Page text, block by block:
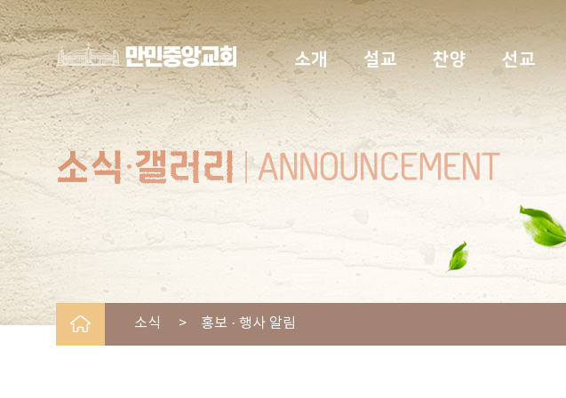
소개 설교 찬양 선교
소식 > 홍보 · 행사 알림